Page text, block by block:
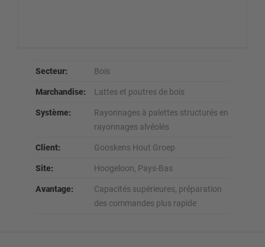
Secteur: Bois
Marchandise: Lattes et poutres de bois
Système:
Rayonnages à palettes structurés en
rayonnages alvéolés
Client: Gooskens Hout Groep
Site: Hoogeloon, Pays-Bas
Avantage:
Capacités supérieures, préparation
des commandes plus rapide